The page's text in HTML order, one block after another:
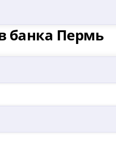
банка Пермь